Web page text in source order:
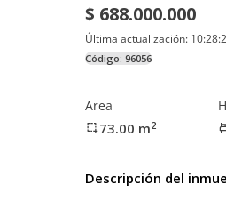
$ 688.000.000
Última actualización:
Código: 96056
Area
73.00 m2
Descripción del